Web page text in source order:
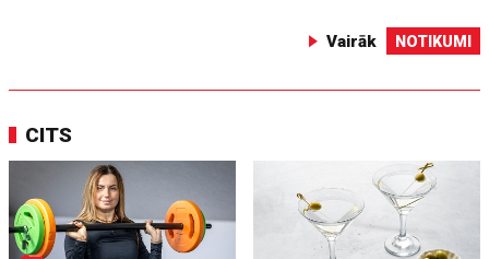
Vairāk NOTIKUMI
CITS